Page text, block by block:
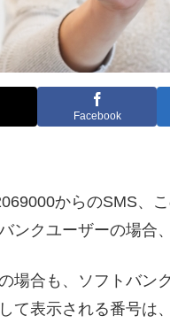
Facebook
からのSMS、
ンクユーザーの場合
場合も、ソフトバン
て表示される番号は